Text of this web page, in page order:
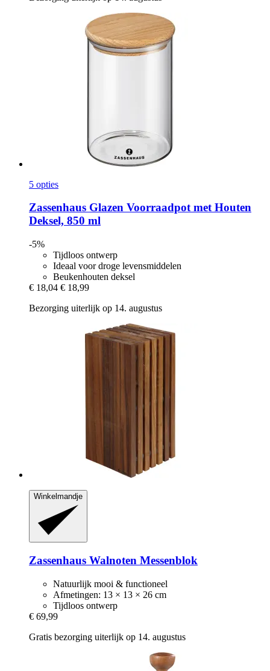
5 opties
Zassenhaus Glazen Voorraadpot met Houten
Deksel, 850 ml
-5%
Tijdloos ontwerp
Ideaal voor droge levensmiddelen
Beukenhouten deksel
€ 18,04 € 18,99
Bezorging uiterlijk op 14. augustus
Winkelmandje
Zassenhaus Walnoten Messenblok
Natuurlijk mooi & functioneel
Afmetingen: 13 × 13 × 26 cm
Tijdloos ontwerp
€ 69,99
Gratis bezorging uiterlijk op 14. augustus